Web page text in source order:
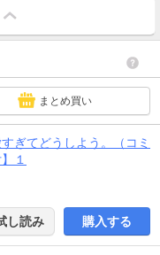
まとめ買い
ぎてどうしよう。（コミ
１
し読み 購入する